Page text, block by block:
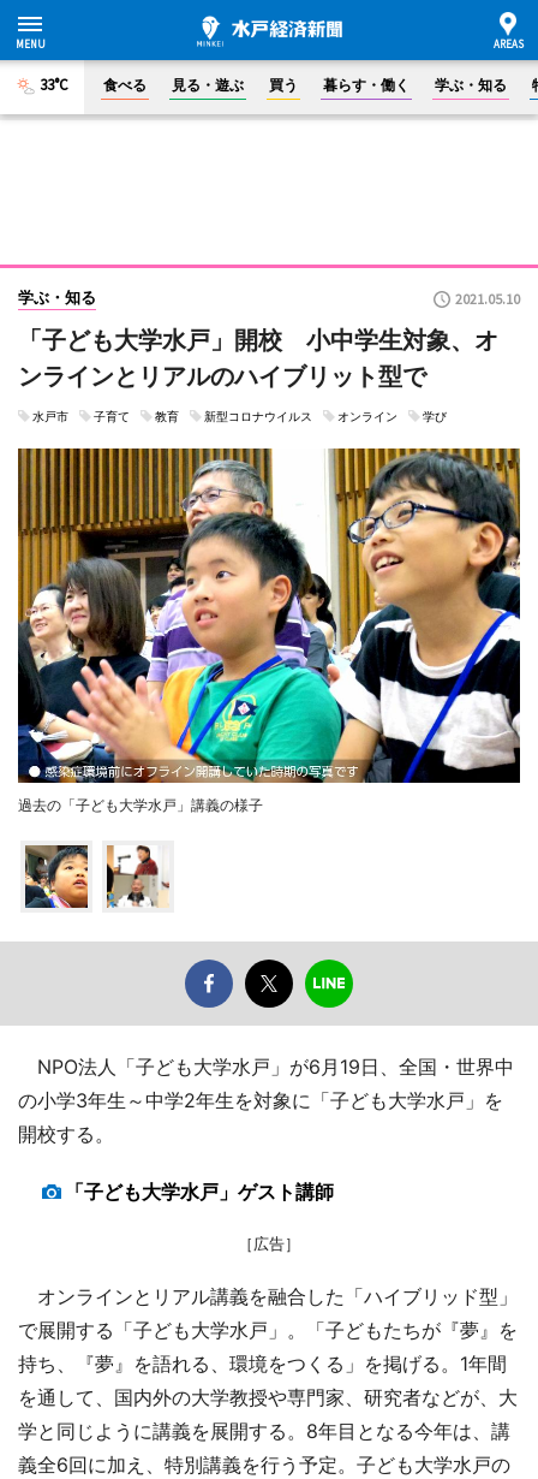
33°C 食べる 見る・遊ぶ 買う 暮らす・働く 学ぶ・知る
学ぶ・知る 2021.05.10
「子ども大学水戸」開校 小中学生対象、オ
ンラインとリアルのハイブリット型で
水戸市 子育て 教育 新型コロナウイルス オンライン 学び
過去の「子ども大学水戸」講義の様子
NPO法人「子ども大学水戸」が6月19日、全国・世界中
の小学3年生～中学2年生を対象に「子ども大学水戸」を
開校する。
「子ども大学水戸」ゲスト講師
［広告］
オンラインとリアル講義を融合した「ハイブリッド型」
で展開する「子ども大学水戸」。「子どもたちが『夢』を
持ち、『夢』を語れる、環境をつくる」を掲げる。1年間
を通して、国内外の大学教授や専門家、研究者などが、大
学と同じように講義を展開する。8年目となる今年は、講
義全6回に加え、特別講義を行う予定。子ども大学水戸の